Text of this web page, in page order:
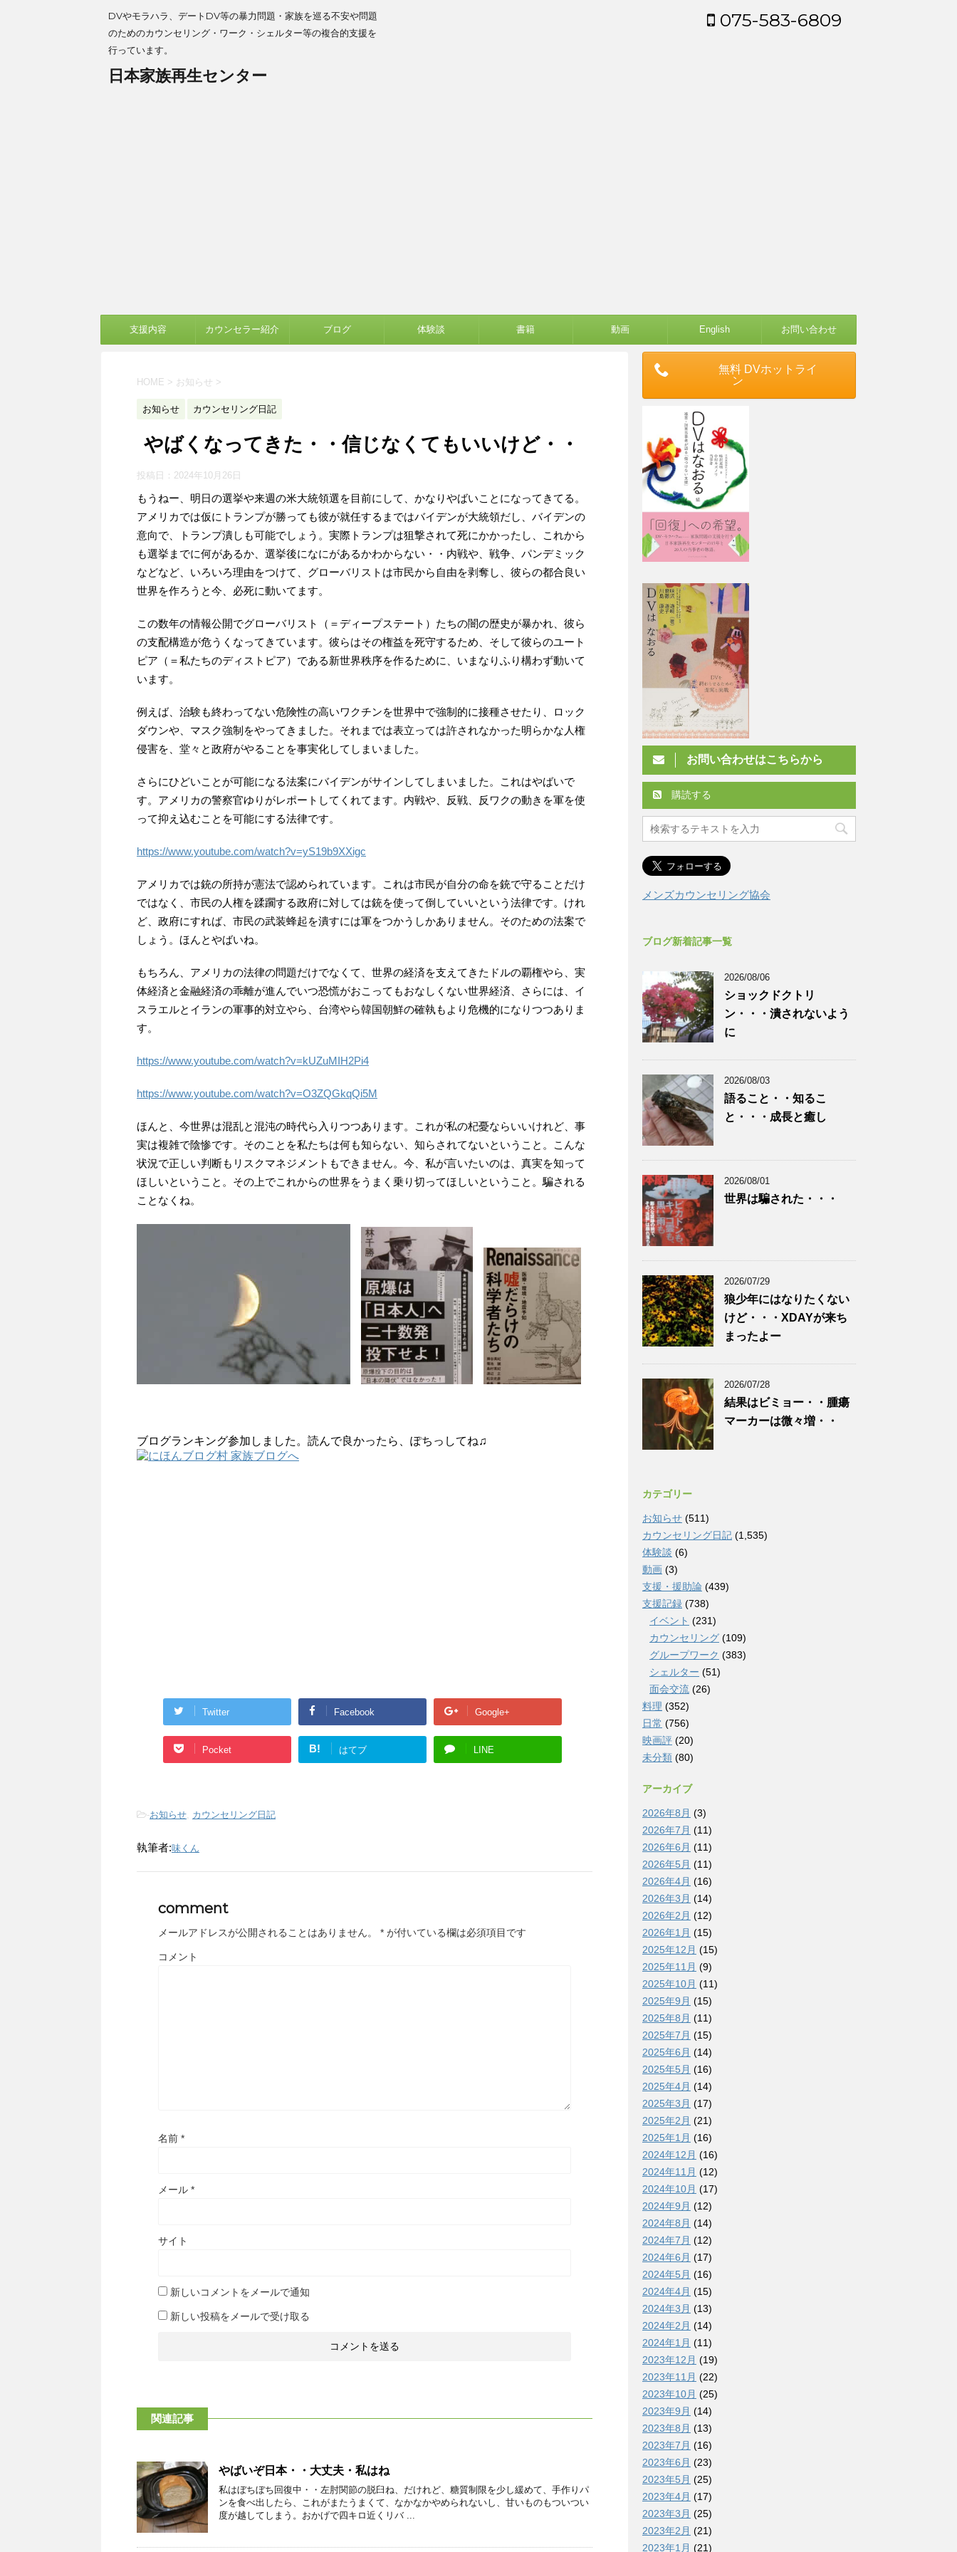
DVやモラハラ、デートDV等の暴力問題・家族を巡る不安や問題
のためのカウンセリング・ワーク・シェルター等の複合的支援を
行っています。
日本家族再生センター
075-583-6809
支援内容 カウンセラー紹介 ブログ 体験談 書籍 動画 English お問い合わせ
HOME > お知らせ >
お知らせ カウンセリング日記
やばくなってきた・・信じなくてもいいけど・・
投稿日： 2024年10月26日
もうねー、明日の選挙や来週の米大統領選を目前にして、かなりやばいことになってきてる。
アメリカでは仮にトランプが勝っても彼が就任するまではバイデンが大統領だし、バイデンの
意向で、トランプ潰しも可能でしょう。実際トランプは狙撃されて死にかかったし、これから
も選挙までに何があるか、選挙後になにがあるかわからない・・内戦や、戦争、パンデミック
などなど、いろいろ理由をつけて、グローバリストは市民から自由を剥奪し、彼らの都合良い
世界を作ろうと今、必死に動いてます。
この数年の情報公開でグローバリスト（＝ディープステート）たちの闇の歴史が暴かれ、彼ら
の支配構造が危うくなってきています。彼らはその権益を死守するため、そして彼らのユート
ピア（＝私たちのディストピア）である新世界秩序を作るために、いまなりふり構わず動いて
います。
例えば、治験も終わってない危険性の高いワクチンを世界中で強制的に接種させたり、ロック
ダウンや、マスク強制をやってきました。それまでは表立っては許されなかった明らかな人権
侵害を、堂々と政府がやることを事実化してしまいました。
さらにひどいことが可能になる法案にバイデンがサインしてしまいました。これはやばいで
す。アメリカの警察官ゆりがレポートしてくれてます。内戦や、反戦、反ワクの動きを軍を使
って抑え込むことを可能にする法律です。
https://www.youtube.com/watch?v=yS19b9XXigc
アメリカでは銃の所持が憲法で認められています。これは市民が自分の命を銃で守ることだけ
ではなく、市民の人権を蹂躙する政府に対しては銃を使って倒していいという法律です。けれ
ど、政府にすれば、市民の武装蜂起を潰すには軍をつかうしかありません。そのための法案で
しょう。ほんとやばいね。
もちろん、アメリカの法律の問題だけでなくて、世界の経済を支えてきたドルの覇権やら、実
体経済と金融経済の乖離が進んでいつ恐慌がおこってもおなしくない世界経済、さらには、イ
スラエルとイランの軍事的対立やら、台湾やら韓国朝鮮の確執もより危機的になりつつありま
す。
https://www.youtube.com/watch?v=kUZuMIH2Pi4
https://www.youtube.com/watch?v=O3ZQGkqQi5M
ほんと、今世界は混乱と混沌の時代ら入りつつあります。これが私の杞憂ならいいけれど、事
実は複雑で陰惨です。そのことを私たちは何も知らない、知らされてないということ。こんな
状況で正しい判断もリスクマネジメントもできません。今、私が言いたいのは、真実を知って
ほしいということ。その上でこれからの世界をうまく乗り切ってほしいということ。騙される
ことなくね。
ブログランキング参加しました。読んで良かったら、ぽちっしてね♫
Twitter Facebook Google+
Pocket B! はてブ LINE
-お知らせ, カウンセリング日記
執筆者:味くん
comment
メールアドレスが公開されることはありません。 * が付いている欄は必須項目です
コメント
名前 *
メール *
サイト
新しいコメントをメールで通知
新しい投稿をメールで受け取る
関連記事
やばいぞ日本・・大丈夫・私はね
私はぼちぼち回復中・・左肘関節の脱臼ね、だけれど、糖質制限を少し緩めて、手作りパ
ンを食べ出したら、これがまたうまくて、なかなかやめられないし、甘いものもついつい
度が越してしまう。おかげで四キロ近くリバ ...
無料 DVホットライ
ン
お問い合わせはこちらから
購読する
メンズカウンセリング協会
ブログ新着記事一覧
2026/08/06
ショックドクトリ
ン・・・潰されないよう
に
2026/08/03
語ること・・知るこ
と・・・成長と癒し
2026/08/01
世界は騙された・・・
2026/07/29
狼少年にはなりたくない
けど・・・XDAYが来ち
まったよー
2026/07/28
結果はビミョー・・腫瘍
マーカーは微々増・・
カテゴリー
お知らせ (511)
カウンセリング日記 (1,535)
体験談 (6)
動画 (3)
支援・援助論 (439)
支援記録 (738)
イベント (231)
カウンセリング (109)
グループワーク (383)
シェルター (51)
面会交流 (26)
料理 (352)
日常 (756)
映画評 (20)
未分類 (80)
アーカイブ
2026年8月 (3)
2026年7月 (11)
2026年6月 (11)
2026年5月 (11)
2026年4月 (16)
2026年3月 (14)
2026年2月 (12)
2026年1月 (15)
2025年12月 (15)
2025年11月 (9)
2025年10月 (11)
2025年9月 (15)
2025年8月 (11)
2025年7月 (15)
2025年6月 (14)
2025年5月 (16)
2025年4月 (14)
2025年3月 (17)
2025年2月 (21)
2025年1月 (16)
2024年12月 (16)
2024年11月 (12)
2024年10月 (17)
2024年9月 (12)
2024年8月 (14)
2024年7月 (12)
2024年6月 (17)
2024年5月 (16)
2024年4月 (15)
2024年3月 (13)
2024年2月 (14)
2024年1月 (11)
2023年12月 (19)
2023年11月 (22)
2023年10月 (25)
2023年9月 (14)
2023年8月 (13)
2023年7月 (16)
2023年6月 (23)
2023年5月 (25)
2023年4月 (17)
2023年3月 (25)
2023年2月 (21)
2023年1月 (21)